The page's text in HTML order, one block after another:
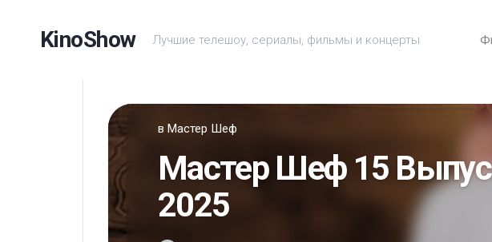
содержаниюKinoShow Лучшие телешоу, сериалы, фильмы и концерты
в Мастер Шеф
Мастер Шеф 15
2025